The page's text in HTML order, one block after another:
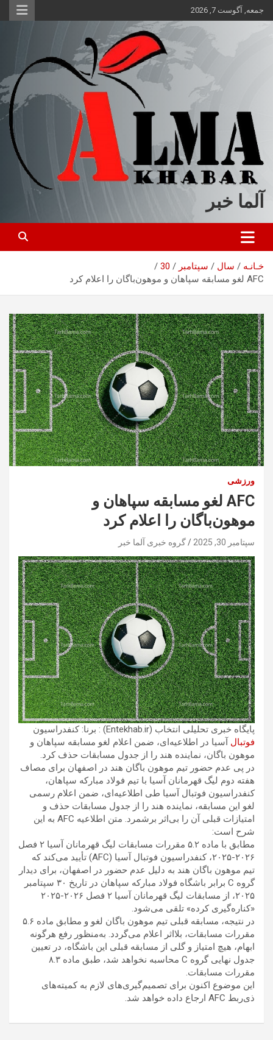
محتوا
جمعه, آگوست 7, 2026
آلما خبر
خـانـه سال سپتامبر
30
AFC لغو مسابقه سپاهان و موهون‌باگان را اعلام کرد
ورزشی
AFC لغو مسابقه سپاهان و
موهون‌باگان را اعلام کرد
سپتامبر 30, 2025 گروه خبری آلما خبر
پایگاه خبری تحلیلی انتخاب (Entekhab.ir) : برنا: کنفدراسیون
فوتبال آسیا در اطلاعیه‌ای، ضمن اعلام لغو مسابقه سپاهان و
موهون باگان، نماینده هند را از جدول مسابقات حذف کرد.
در پی عدم حضور تیم موهون باگان هند در اصفهان برای مصاف
هفته دوم لیگ قهرمانان آسیا با تیم فولاد مبارکه سپاهان،
کنفدراسیون فوتبال آسیا طی اطلاعیه‌ای، ضمن اعلام رسمی
لغو این مسابقه، نماینده هند را از جدول مسابقات حذف و
امتیازات قبلی آن را بی‌اثر برشمرد. متن اطلاعیه AFC به این
شرح است:
مطابق با ماده ۵.۲ مقررات مسابقات لیگ قهرمانان آسیا ۲ فصل
۲۰۲۶-۲۰۲۵، کنفدراسیون فوتبال آسیا (AFC) تأیید می‌کند که
تیم موهون باگان هند به دلیل عدم حضور در اصفهان، برای دیدار
گروه C برابر باشگاه فولاد مبارکه سپاهان در تاریخ ۳۰ سپتامبر
۲۰۲۵، از مسابقات لیگ قهرمانان آسیا ۲ فصل ۲۰۲۶-۲۰۲۵
«کناره‌گیری کرده» تلقی می‌شود.
در نتیجه، مسابقه قبلی تیم موهون باگان لغو و مطابق ماده ۵.۶
مقررات مسابقات، بلااثر اعلام می‌گردد. به‌منظور رفع هرگونه
ابهام، هیچ امتیاز و گلی از مسابقه قبلی این باشگاه، در تعیین
جدول نهایی گروه C محاسبه نخواهد شد، طبق ماده ۸.۳
مقررات مسابقات.
این موضوع اکنون برای تصمیم‌گیری‌های لازم به کمیته‌های
ذی‌ربط AFC ارجاع داده خواهد شد.